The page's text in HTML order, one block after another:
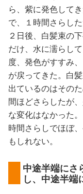
ら、紫に発色して
で、１時間さらし
２日後、白髪束の
だけ、水に濡らし
度、発色がすすみ
が戻ってきた。白
出ているのはその
間ほどさらしたが
な変化はなかった
時間さらしでほぼ
もしれない。
中途半端にさ
し、中途半端